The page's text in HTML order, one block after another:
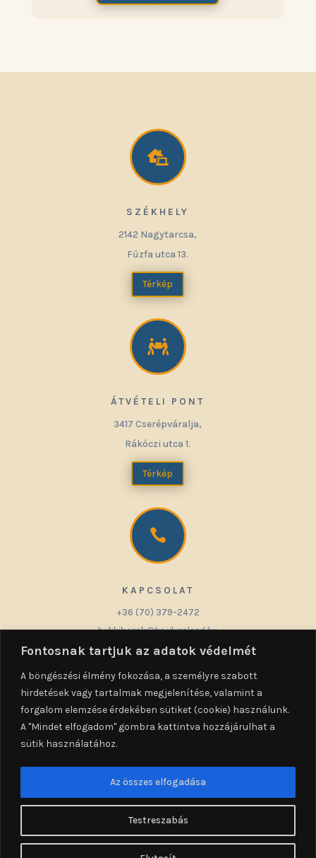
Fontosnak tartjuk az adatok védelmét
A böngészési élmény fokozása, a személyre szabott
hirdetések vagy tartalmak megjelenítése, valamint a
forgalom elemzése érdekében sütiket (cookie) használunk.
A "Mindet elfogadom" gombra kattintva hozzájárulhat a
sütik használatához.
Testreszabás
Az összes elfogadása

SZÉKHELY
2142 Nagytarcsa,
Fűzfa utca 13.
Térkép

ÁTVÉTELI PONT
3417 Cserépváralja,
Rákóczi utca 1.
Térkép

KAPCSOLAT
+36 (70) 379-2472
bukkiborok@hajduroland.hu

Hiteltervező Kft. - 2142 Nagytarcsa Fűzfa utca 13.